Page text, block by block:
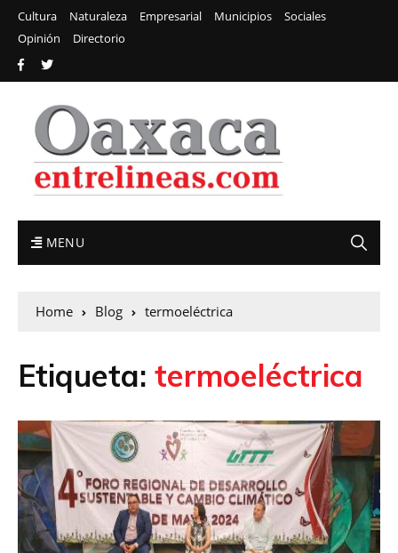
Cultura Naturaleza Empresarial Municipios
Sociales
Opinión
Directorio
MENU
Home Blog termoeléctrica
Etiqueta: termoeléctrica